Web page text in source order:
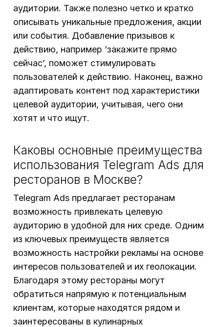
аудитории. Также полезно четко и кратко
описывать уникальные предложения, акции
или события. Добавление призывов к
действию, например ‘закажите прямо
сейчас’, поможет стимулировать
пользователей к действию. Наконец, важно
адаптировать контент под характеристики
целевой аудитории, учитывая, чего они
хотят и что ищут.
Каковы основные преимущества
использования Telegram Ads для
ресторанов в Москве?
Telegram Ads предлагает ресторанам
возможность привлекать целевую
аудиторию в удобной для них среде. Одним
из ключевых преимуществ является
возможность настройки рекламы на основе
интересов пользователей и их геолокации.
Благодаря этому рестораны могут
обратиться напрямую к потенциальным
клиентам, которые находятся рядом и
заинтересованы в кулинарных